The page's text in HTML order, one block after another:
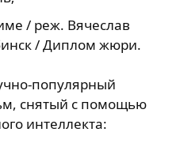
/ реж. Вячеслав
/ Диплом жюри.
популярный
снятый с помощью
интеллекта: